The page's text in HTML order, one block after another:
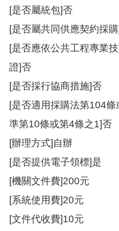
覽
市
政
信
見
題
桃
園
市
政
隱
私
權
政
[是否屬統包]否
[是否屬共同供應契約採
[是否應依公共工程專業
證]否
[是否採行協商措施]否
[是否適用採購法第104
準第10條或第4條之1]否
[辦理方式]自辦
[是否提供電子領標]是
[機關文件費]200元
[系統使用費]20元
[文件代收費]10元